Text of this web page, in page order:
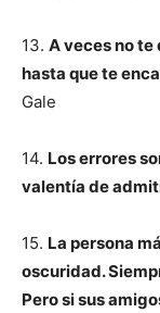
13. A veces no
hasta que te
Gale
14. Los errores
valentía de
15. La persona
oscuridad.
Pero si sus